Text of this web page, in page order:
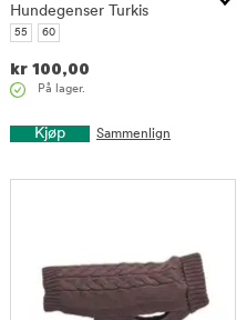
Hundegenser Turkis
55 60
kr 100,00
På lager.
Kjøp Sammenlign